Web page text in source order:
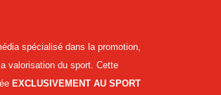
spécialisé dans la promotion,
valorisation du sport. Cette
EXCLUSIVEMENT AU SPORT